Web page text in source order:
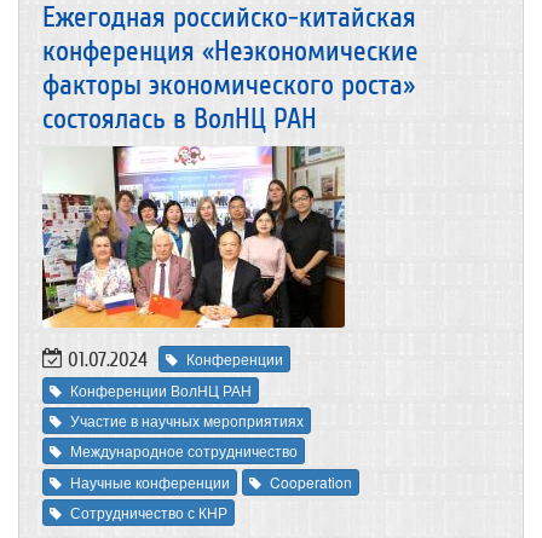
Ежегодная российско-китайская
конференция «Неэкономические
факторы экономического роста»
состоялась в ВолНЦ РАН
01.07.2024
Конференции
Конференции ВолНЦ РАН
Участие в научных мероприятиях
Международное сотрудничество
Научные конференции
Cooperation
Сотрудничество с КНР